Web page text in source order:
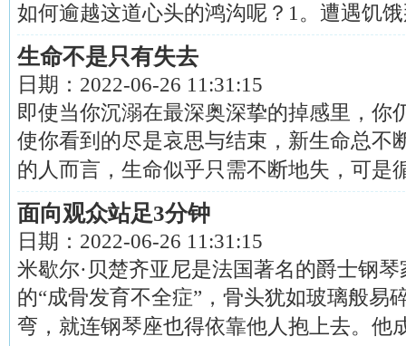
如何逾越这道心头的鸿沟呢？1。遭遇饥
生命不是只有失去
日期： 2022-06-26 11:31:15
即使当你沉溺在最深奥深挚的掉感里，你
使你看到的尽是哀思与结束，新生命总不
的人而言，生命似乎只需不断地失，可是
面向观众站足3分钟
日期： 2022-06-26 11:31:15
米歇尔·贝楚齐亚尼是法国著名的爵士钢
的“成骨发育不全症”，骨头犹如玻璃般易
弯，就连钢琴座也得依靠他人抱上去。他